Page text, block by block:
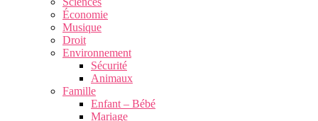
Économie
Musique
Droit
Environnement
Sécurité
Animaux
Famille
Enfant – Bébé
Mariage